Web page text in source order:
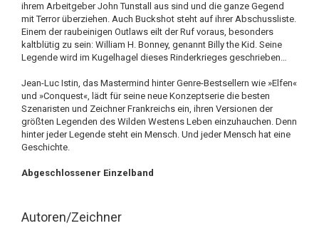
ihrem Arbeitgeber John Tunstall aus sind und die ganze Gegend
mit Terror überziehen. Auch Buckshot steht auf ihrer Abschussliste.
Einem der raubeinigen Outlaws eilt der Ruf voraus, besonders
kaltblütig zu sein: William H. Bonney, genannt Billy the Kid. Seine
Legende wird im Kugelhagel dieses Rinderkrieges geschrieben…
Jean-Luc Istin, das Mastermind hinter Genre-Bestsellern wie »Elfen«
und »Conquest«, lädt für seine neue Konzeptserie die besten
Szenaristen und Zeichner Frankreichs ein, ihren Versionen der
größten Legenden des Wilden Westens Leben einzuhauchen. Denn
hinter jeder Legende steht ein Mensch. Und jeder Mensch hat eine
Geschichte.
Abgeschlossener Einzelband
Autoren/Zeichner